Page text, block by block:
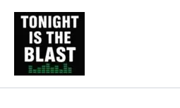
contenido